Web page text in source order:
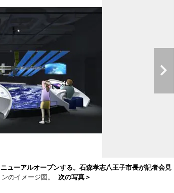
ューアルオープンする。石森孝志八王子市長が記者会見
のイメージ図。 次の写真＞